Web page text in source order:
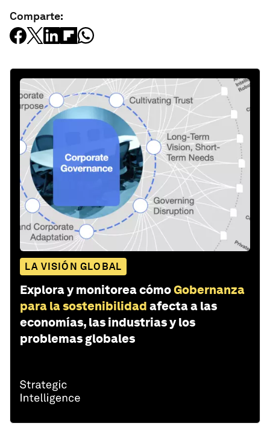
Comparte:
LA VISIÓN GLOBAL
Explora y monitorea cómoGobernanza
para la sostenibilidad afecta a las
economías, las industrias y los
problemas globales